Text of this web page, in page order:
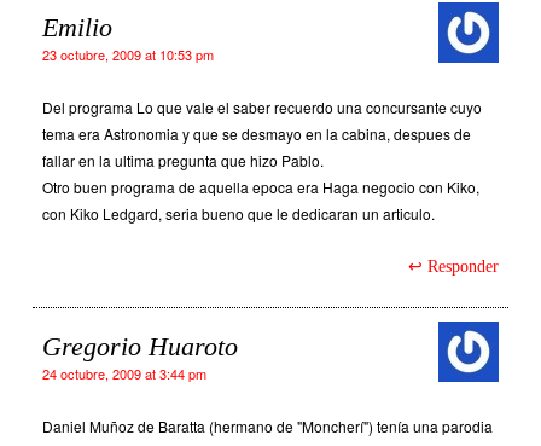
Emilio
23 octubre, 2009 at 10:53 pm
Del programa Lo que vale el saber recuerdo una concursante cuyo
tema era Astronomia y que se desmayo en la cabina, despues de
fallar en la ultima pregunta que hizo Pablo.
Otro buen programa de aquella epoca era Haga negocio con Kiko,
con Kiko Ledgard, seria bueno que le dedicaran un articulo.
Responder
Gregorio Huaroto
24 octubre, 2009 at 3:44 pm
Daniel Muñoz de Baratta (hermano de "Moncherí") tenía una parodia